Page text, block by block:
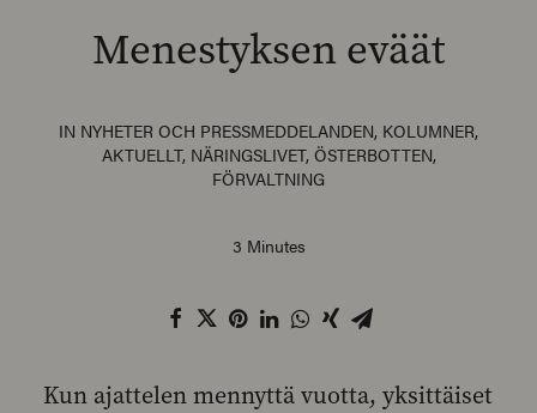
SEARCH
Menestyksen eväät
IN NYHETER OCH PRESSMEDDELANDEN, KOLUMNER,
AKTUELLT, NÄRINGSLIVET, ÖSTERBOTTEN,
FÖRVALTNING
3 Minutes
Kun ajattelen mennyttä vuotta, yksittäiset